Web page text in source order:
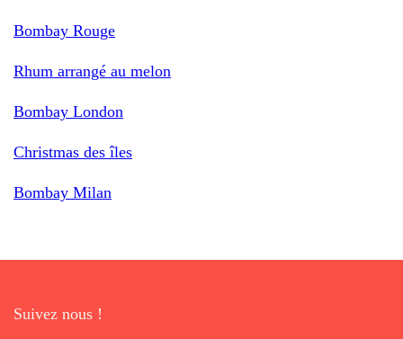
Bombay Rouge
Rhum arrangé au melon
Bombay London
Christmas des îles
Bombay Milan
Suivez nous !